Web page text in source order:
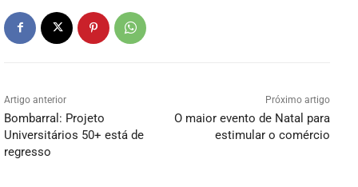
Artigo anterior
Bombarral: Projeto
Universitários 50+ está de
regresso
Próximo artigo
O maior evento de Natal para
estimular o comércio